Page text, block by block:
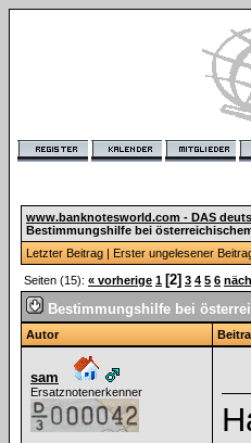
www.banknotesworld.com - DAS
Bestimmungshilfe bei
Letzter Beitrag | Erster ungelesener
Seiten (15): « vorherige 1 [2] 3 4 5 6
Bestimmungshilfe bei
Autor
sam
Ersatznotenerkenner